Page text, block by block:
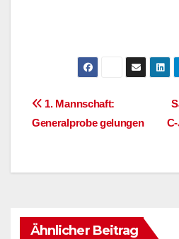
1. Mannschaft:
Generalprobe gelungen
Ähnlicher Beitrag